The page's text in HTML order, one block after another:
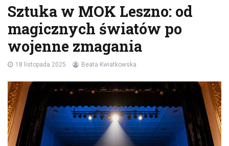
Sztuka w MOK Leszno: od
magicznych światów po
wojenne zmagania
18 listopada 2025 Beata Kwiatkowska